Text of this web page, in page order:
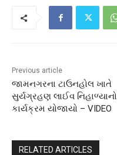
Previous article
જામનગરના ટાઉનહોલ ખાતે
સુર્યગ્રહણ લાઈવ નિહાળ્યાનો
કાર્યક્રમ યોજાયો – VIDEO
RELATED ARTICLES